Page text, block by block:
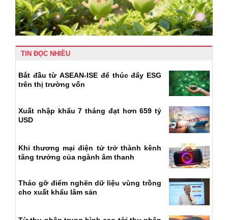
TIN ĐỌC NHIỀU
Bắt đầu từ ASEAN-ISE để thúc đẩy ESG
trên thị trường vốn
Xuất nhập khẩu 7 tháng đạt hơn 659 tỷ
USD
Khi thương mại điện tử trở thành kênh
tăng trưởng của ngành âm thanh
Tháo gỡ điểm nghẽn dữ liệu vùng trồng
cho xuất khẩu lâm sản